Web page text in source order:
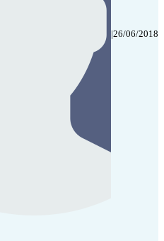
|26/06/2018